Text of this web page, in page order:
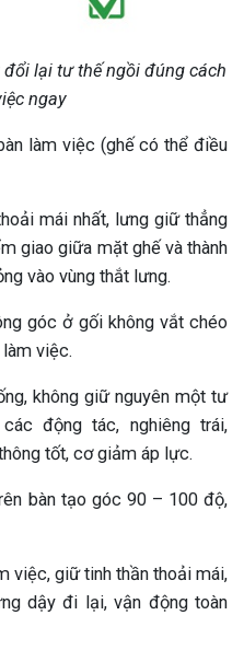
lại tư thế ngồi đúng cách
ngay
làm việc (ghế có thể điều
mái nhất, lưng giữ thẳng
giao giữa mặt ghế và thành
vào vùng thắt lưng.
góc ở gối không vắt chéo
làm việc.
không giữ nguyên một tư
động tác, nghiêng trái,
tốt, cơ giảm áp lực.
bàn tạo góc 90 – 100 độ,
việc, giữ tinh thần thoải mái,
dậy đi lại, vận động toàn